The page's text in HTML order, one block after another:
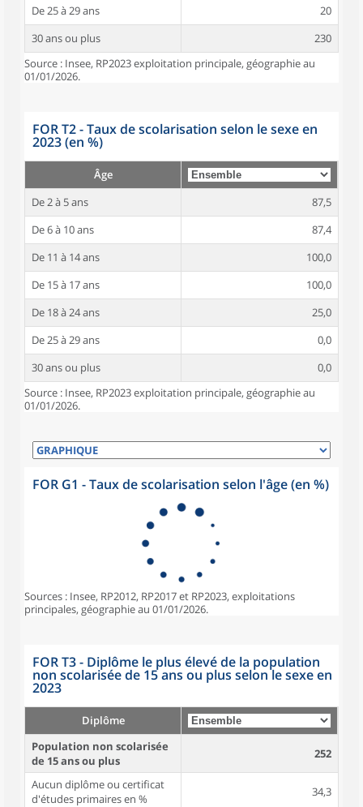
De 25 à 29 ans
20
30 ans ou plus
230
Source : Insee, RP2023 exploitation principale, géographie au
01/01/2026.
FOR T2 - Taux de scolarisation selon le sexe en
2023 (en %)
Âge
De 2 à 5 ans
87,5
De 6 à 10 ans
87,4
De 11 à 14 ans
100,0
De 15 à 17 ans
100,0
De 18 à 24 ans
25,0
De 25 à 29 ans
0,0
30 ans ou plus
0,0
Source : Insee, RP2023 exploitation principale, géographie au
01/01/2026.
FOR G1 - Taux de scolarisation selon l'âge (en %)
Sources : Insee, RP2012, RP2017 et RP2023, exploitations
principales, géographie au 01/01/2026.
FOR T3 - Diplôme le plus élevé de la population
non scolarisée de 15 ans ou plus selon le sexe en
2023
Diplôme
Population non scolarisée
de 15 ans ou plus
252
Aucun diplôme ou certificat
d'études primaires en %
34,3